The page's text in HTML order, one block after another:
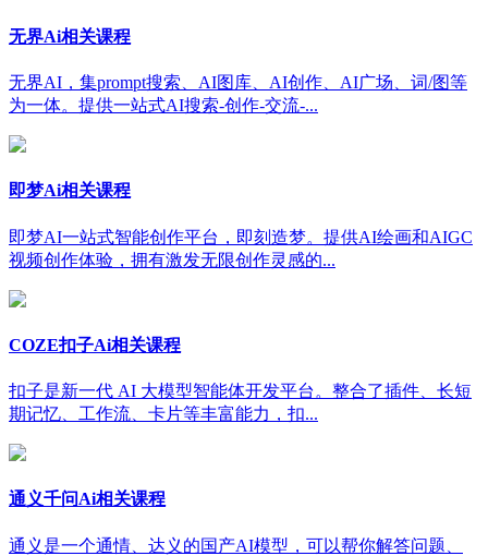
无界Ai相关课程
无界AI，集prompt搜索、AI图库、AI创作、AI广场、词/图等
为一体。提供一站式AI搜索-创作-交流-...
即梦Ai相关课程
即梦AI一站式智能创作平台，即刻造梦。提供AI绘画和AIGC
视频创作体验，拥有激发无限创作灵感的...
COZE扣子Ai相关课程
扣子是新一代 AI 大模型智能体开发平台。整合了插件、长短
期记忆、工作流、卡片等丰富能力，扣...
通义千问Ai相关课程
通义是一个通情、达义的国产AI模型，可以帮你解答问题、